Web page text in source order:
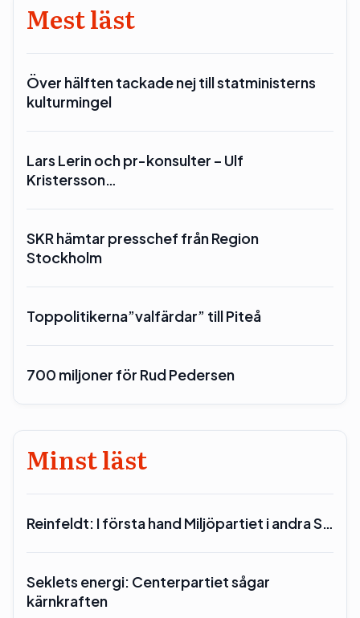
Mest läst
Över hälften tackade nej till statministerns
kulturmingel
Lars Lerin och pr-konsulter – Ulf
Kristersson…
SKR hämtar presschef från Region
Stockholm
Toppolitikerna”valfärdar” till Piteå
700 miljoner för Rud Pedersen
Minst läst
Reinfeldt: I första hand Miljöpartiet i andra S…
Seklets energi: Centerpartiet sågar
kärnkraften